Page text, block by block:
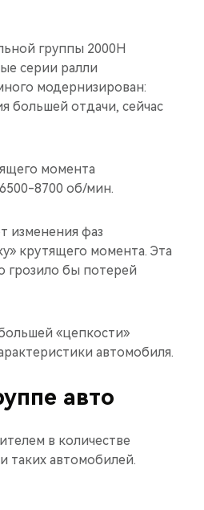
группы 2000Н
серии ралли
модернизирован:
большей отдачи, сейчас
момента
8700 об/мин.
изменения фаз
крутящего момента. Эта
грозило бы потерей
«цепкости»
автомобиля.
авто
в количестве
таких автомобилей.